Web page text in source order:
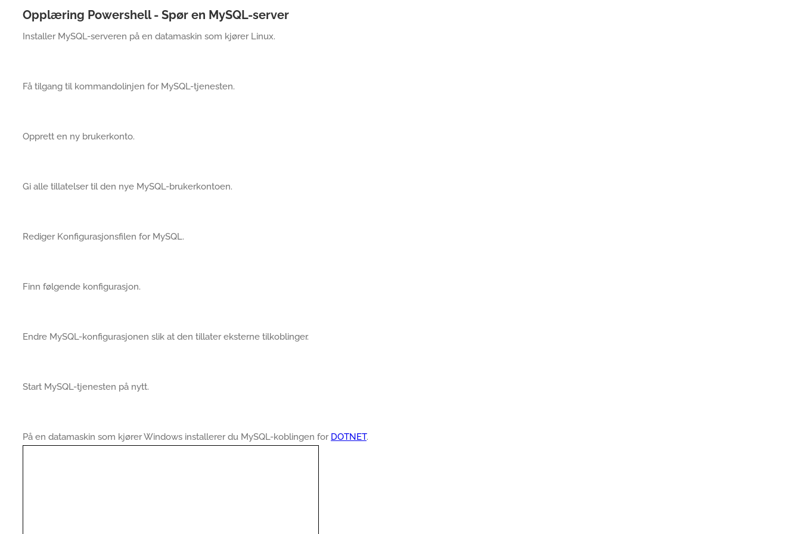
Opplæring Powershell - Spør en MySQL-server
Installer MySQL-serveren på en datamaskin som kjører Linux.
Få tilgang til kommandolinjen for MySQL-tjenesten.
Opprett en ny brukerkonto.
Gi alle tillatelser til den nye MySQL-brukerkontoen.
Rediger Konfigurasjonsfilen for MySQL.
Finn følgende konfigurasjon.
Endre MySQL-konfigurasjonen slik at den tillater eksterne tilkoblinger.
Start MySQL-tjenesten på nytt.
På en datamaskin som kjører Windows installerer du MySQL-koblingen for DOTNET.